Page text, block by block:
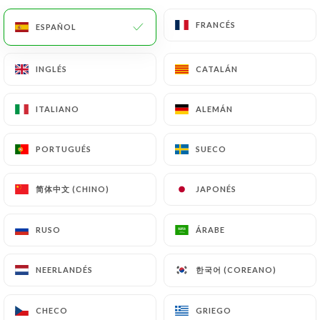
MENÚ
ESPAÑOL FRANCÉS
INGLÉS CATALÁN
ITALIANO ALEMÁN
PORTUGUÉS SUECO
简体中文 (CHINO) JAPONÉS
RUSO ÁRABE
NEERLANDÉS 한국어 (COREANO)
CHECO GRIEGO
Contacto
L'Ami.e
ESPAÑOL FRANCÉS
INGLÉS CATALÁN
ITALIANO ALEMÁN
PORTUGUÉS SUECO
简体中文 (CHINO) JAPONÉS
RUSO ÁRABE
NEERLANDÉS 한국어 (COREANO)
CHECO GRIEGO